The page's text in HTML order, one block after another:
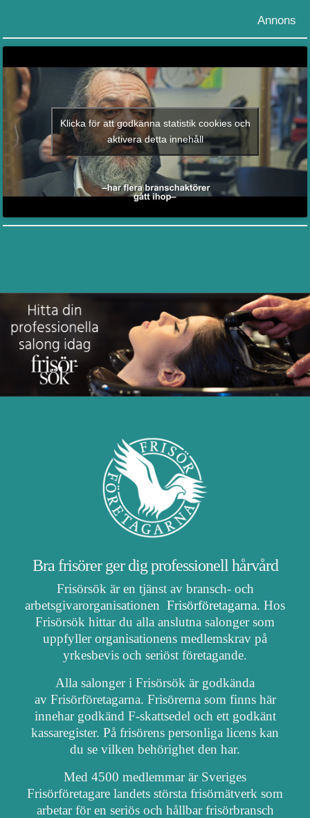
Annons
Klicka för att godkänna statistik cookies och
aktivera detta innehåll
Bra frisörer ger dig professionell hårvård
Frisörsök är en tjänst av bransch- och
arbetsgivarorganisationen Frisörföretagarna. Hos
Frisörsök hittar du alla anslutna salonger som
uppfyller organisationens medlemskrav på
yrkesbevis och seriöst företagande.
Alla salonger i Frisörsök är godkända
av Frisörföretagarna. Frisörerna som finns här
innehar godkänd F-skattsedel och ett godkänt
kassaregister. På frisörens personliga licens kan
du se vilken behörighet den har.
Med 4500 medlemmar är Sveriges
Frisörföretagare landets största frisörnätverk som
arbetar för en seriös och hållbar frisörbransch